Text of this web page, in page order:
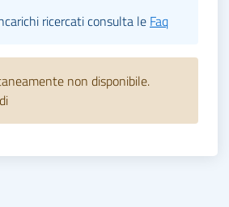
ricercati consulta le Faq
non disponibile.